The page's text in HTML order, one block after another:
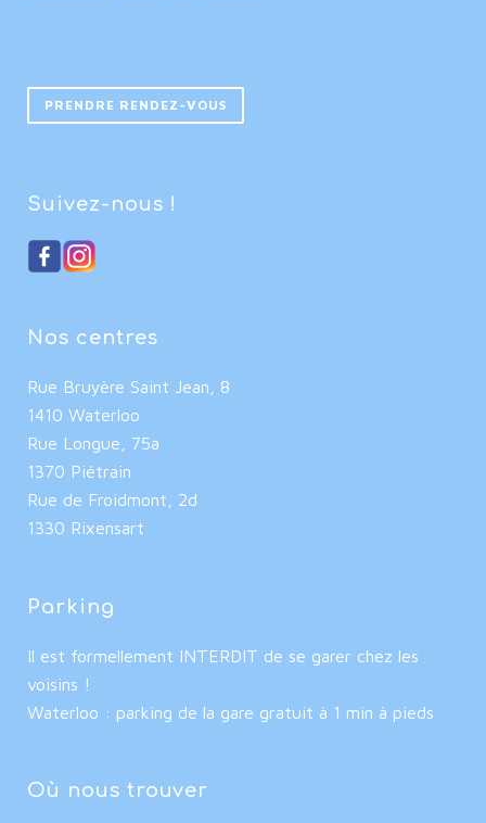
PRENDRE RENDEZ-VOUS
Suivez-nous !
Nos centres
Rue Bruyère Saint Jean, 8
1410 Waterloo
Rue Longue, 75a
1370 Piétrain
Rue de Froidmont, 2d
1330 Rixensart
Parking
Il est formellement INTERDIT de se garer chez les
voisins !
Waterloo : parking de la gare gratuit à 1 min à pieds
Où nous trouver